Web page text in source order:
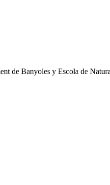
de Banyoles y Escola de